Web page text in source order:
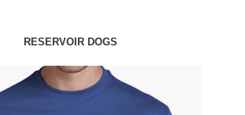
RESERVOIR DOGS